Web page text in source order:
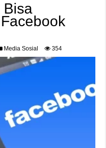
Bisa
Media Sosial 354